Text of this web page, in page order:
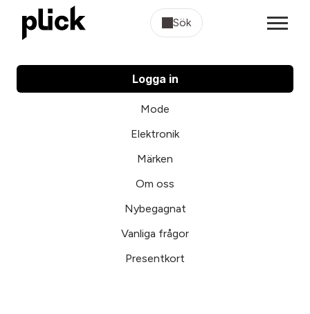
Sök
Logga in
Mode
Elektronik
Märken
Om oss
Nybegagnat
Vanliga frågor
Presentkort